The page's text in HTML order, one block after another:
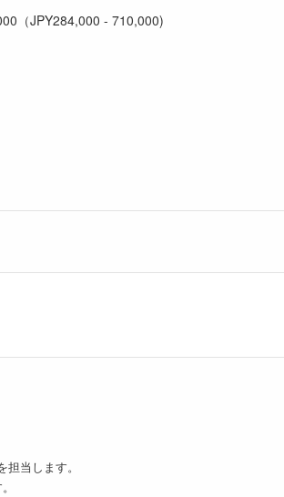
（JPY284,000 - 710,000)
当します。